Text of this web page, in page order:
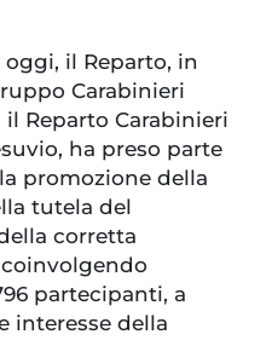
oggi, il Reparto, in
Carabinieri
il Reparto Carabinieri
ha preso parte
promozione della
tutela del
corretta
partecipanti, a
interesse della